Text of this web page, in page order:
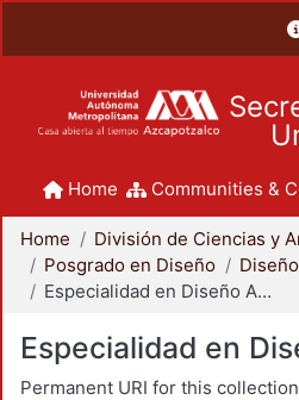
Home Communities &
Home
Posgrado en Diseño
Especialidad en Diseño Ambiental
Especialidad en
Permanent URI for this collection